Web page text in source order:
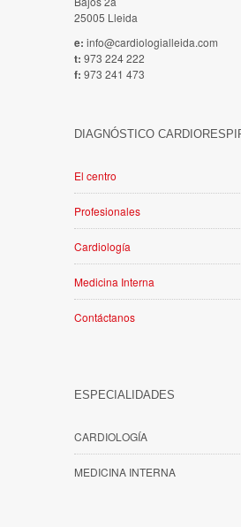
25005 Lleida
e: info@cardiologialleida.com
t: 973 224 222
f: 973 241 473
DIAGNÓSTICO
El centro
Profesionales
Cardiología
Medicina Interna
Contáctanos
ESPECIALIDADES
CARDIOLOGÍA
MEDICINA INTERNA